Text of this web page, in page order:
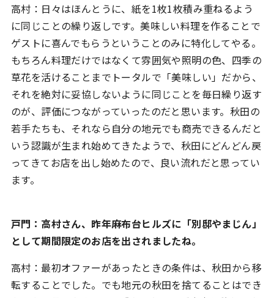
高村：日々はほんとうに、紙を1枚1枚積み重ねるよう
に同じことの繰り返しです。美味しい料理を作ることで
ゲストに喜んでもらうということのみに特化してやる。
もちろん料理だけではなくて雰囲気や照明の色、四季の
草花を活けることまでトータルで「美味しい」だから、
それを絶対に妥協しないように同じことを毎日繰り返す
のが、評価につながっていったのだと思います。秋田の
若手たちも、それなら自分の地元でも商売できるんだと
いう認識が生まれ始めてきたようで、秋田にどんどん戻
ってきてお店を出し始めたので、良い流れだと思ってい
ます。
戸門：高村さん、昨年麻布台ヒルズに「別邸やまじん」
として期間限定のお店を出されましたね。
高村：最初オファーがあったときの条件は、秋田から移
転することでした。でも地元の秋田を捨てることはでき